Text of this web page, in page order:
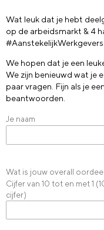
Wat leuk dat je hebt
op de arbeidsmarkt & 4
We hopen dat je een
We zijn benieuwd wat je
paar vragen. Fijn als je
beantwoorden.
Je naam
Wat is jouw overall
Cijfer van 10 tot en met 1
cijfer)